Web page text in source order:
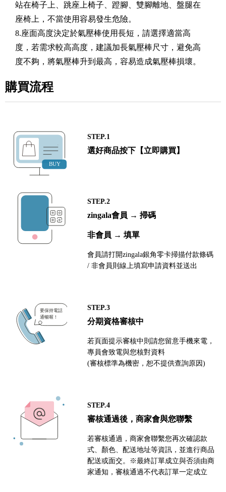
站在椅子上、跳座上椅子、蹬腳、雙腳離地、盤腿在
座椅上，不當使用容易發生危險。
8.座面高度決定於氣壓棒使用長短，請選擇適當高
度，若需求較高高度，建議加長氣壓棒尺寸，避免高
度不夠，將氣壓棒升到最高，容易造成氣壓棒損壞。
購買流程
STEP.1
選好商品按下【立即購買】
STEP.2
zingala會員 → 掃碼
非會員 → 填單
會員請打開zingala銀角零卡掃描付款條碼
/ 非會員則線上填寫申請資料並送出
STEP.3
分期資格審核中
若頁面提示審核中則請您留意手機來電，
專員會致電與您核對資料
(審核標準為機密，恕不提供查詢原因)
STEP.4
審核通過後，商家會與您聯繫
若審核通過，商家會聯繫您再次確認款
式、顏色、配送地址等資訊，並進行商品
配送或面交。※最終訂單成立與否須由商
家通知，審核通過不代表訂單一定成立